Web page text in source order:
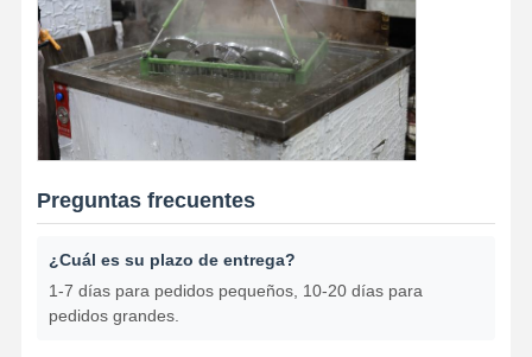
Preguntas frecuentes
¿Cuál es su plazo de entrega?
1-7 días para pedidos pequeños, 10-20 días para
pedidos grandes.